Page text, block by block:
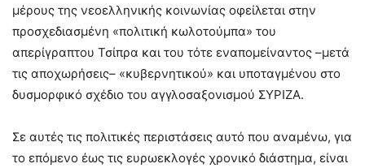
μέρους της νεοελληνικής κοινωνίας οφείλεται στην
προσχεδιασμένη «πολιτική κωλοτούμπα» του
απερίγραπτου Τσίπρα και του τότε εναπομείναντος –μετά
τις αποχωρήσεις– «κυβερνητικού» και υποταγμένου στο
δυσμορφικό σχέδιο του αγγλοσαξονισμού ΣΥΡΙΖΑ.
Σε αυτές τις πολιτικές περιστάσεις αυτό που αναμένω, για
το επόμενο έως τις ευρωεκλογές χρονικό διάστημα, είναι